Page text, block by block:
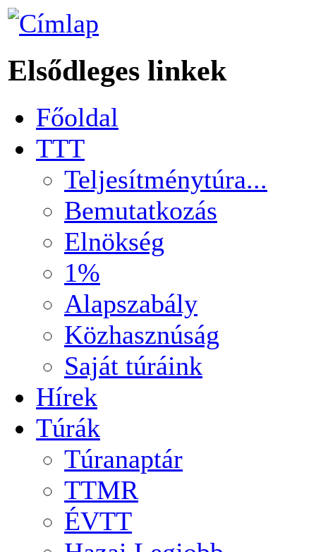
Elsődleges linkek
Főoldal
TTT
Teljesítménytúra...
Bemutatkozás
Elnökség
1%
Alapszabály
Közhasznúság
Saját túráink
Hírek
Túrák
Túranaptár
TTMR
ÉVTT